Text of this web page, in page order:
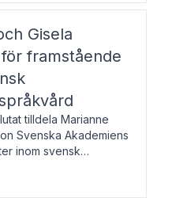
Gisela
framstående
tilldela Marianne
Svenska Akademiens
inom svensk
minne av Carl Gabriel
Prissumma